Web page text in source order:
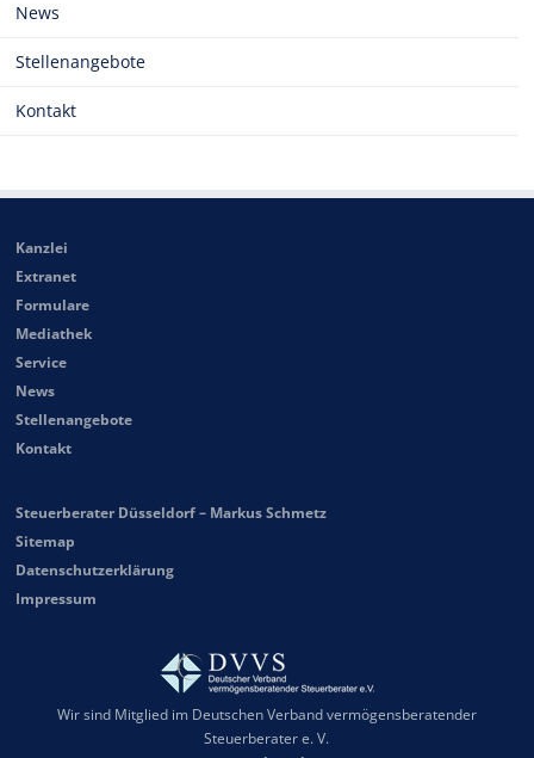
News
Stellenangebote
Kontakt
Kanzlei
Extranet
Formulare
Mediathek
Service
News
Stellenangebote
Kontakt
Steuerberater Düsseldorf – Markus Schmetz
Sitemap
Datenschutzerklärung
Impressum
Wir sind Mitglied im Deutschen Verband vermögensberatender
Steuerberater e. V.